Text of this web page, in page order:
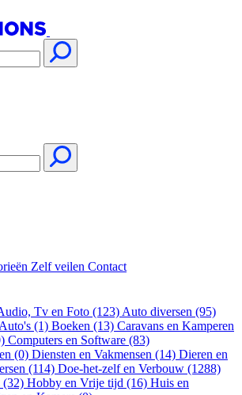
Zelf veilen Contact
Tv en Foto (123) Auto diversen (95)
Auto's (1) Boeken (13) Caravans en Kamperen
Computers en Software (83)
(0) Diensten en Vakmensen (14) Dieren en
(114) Doe-het-zelf en Verbouw (1288)
(32) Hobby en Vrije tijd (16) Huis en